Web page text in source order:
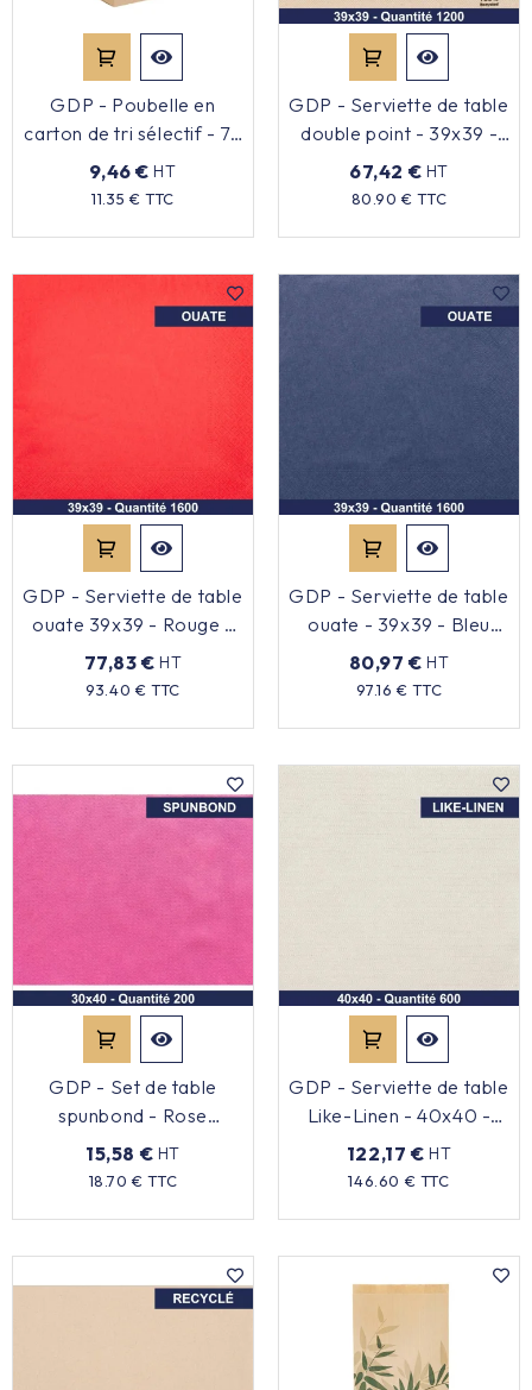
GDP - Poubelle en
carton de tri sélectif - 75
L
9,46 € HT
11.35 € TTC
Prix
GDP - Serviette de table
double point - 39x39 -
Naturelle recyclée -
x1200
67,42 € HT
80.90 € TTC
Prix
GDP - Serviette de table
ouate 39x39 - Rouge -
x1600
77,83 € HT
93.40 € TTC
Prix
GDP - Serviette de table
ouate - 39x39 - Bleu
marine - x1600
80,97 € HT
97.16 € TTC
Prix
GDP - Set de table
spunbond - Rose
framboise - 30x40 -
x200
15,58 € HT
18.70 € TTC
Prix
GDP - Serviette de table
Like-Linen - 40x40 -
Crème - x600
122,17 € HT
146.60 € TTC
Prix